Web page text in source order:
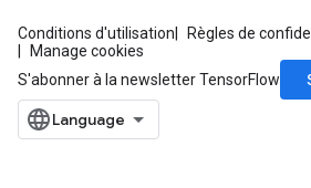
Conditions d'utilisation
Règles de
Manage cookies
S'abonner à la newsletter TensorFlow